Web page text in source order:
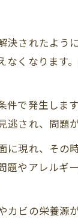
されたよ
くなりま
で発生し
され、問題
現れ、そ
やアレル
ビの栄養源